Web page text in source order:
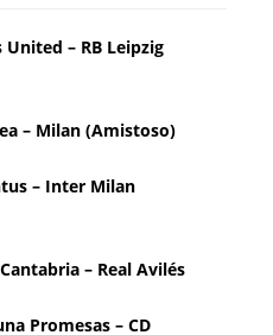
– RB Leipzig
– Milan (Amistoso)
– Inter Milan
– Real Avilés
Promesas – CD